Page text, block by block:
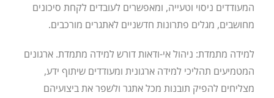
המעודדים ניסוי וטעייה, ומאפשרים לעובדים לקחת סיכונים
מחושבים, מגלים פתרונות חדשניים לאתגרים מורכבים.
למידה מתמדת: ניהול אי-ודאות דורש למידה מתמדת. ארגונים
המטמיעים תהליכי למידה ארגונית ומעודדים שיתוף ידע,
מצליחים להפיק תובנות מכל אתגר ולשפר את ביצועיהם